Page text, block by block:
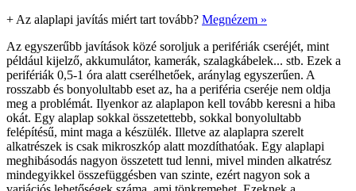
+ Az alaplapi javítás miért tart tovább? Megnézem »
Az egyszerűbb javítások közé soroljuk a perifériák cseréjét, mint
például kijelző, akkumulátor, kamerák, szalagkábelek... stb. Ezek a
perifériák 0,5-1 óra alatt cserélhetőek, aránylag egyszerűen. A
rosszabb és bonyolultabb eset az, ha a periféria cseréje nem oldja
meg a problémát. Ilyenkor az alaplapon kell tovább keresni a hiba
okát. Egy alaplap sokkal összetettebb, sokkal bonyolultabb
felépítésű, mint maga a készülék. Illetve az alaplapra szerelt
alkatrészek is csak mikroszkóp alatt mozdíthatóak. Egy alaplapi
meghibásodás nagyon összetett tud lenni, mivel minden alkatrész
mindegyikkel összefüggésben van szinte, ezért nagyon sok a